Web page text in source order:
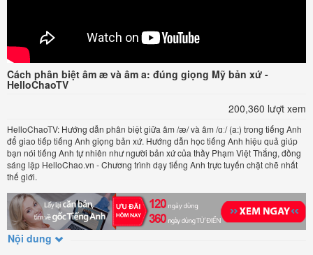
Cách phân biệt âm æ và âm a: đúng giọng Mỹ bản xứ -
HelloChaoTV
200,360 lượt xem
HelloChaoTV: Hướng dẫn phân biệt giữa âm /æ/ và âm /ɑː/ (a:) trong tiếng Anh
để giao tiếp tiếng Anh giọng bản xứ. Hướng dẫn học tiếng Anh hiệu quả giúp
bạn nói tiếng Anh tự nhiên như người bản xứ của thầy Phạm Việt Thắng, đồng
sáng lập HelloChao.vn - Chương trình dạy tiếng Anh trực tuyến chặt chẽ nhất
thế giới.
Nội dung